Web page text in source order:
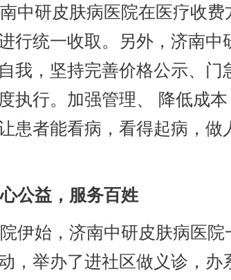
中研皮肤病医院在医疗收费
行统一收取。另外，济南中
我，坚持完善价格公示、门
执行。加强管理、 降低成
患者能看病，看得起病，做
公益，服务百姓
伊始，济南中研皮肤病医院
，举办了进社区做义诊，办